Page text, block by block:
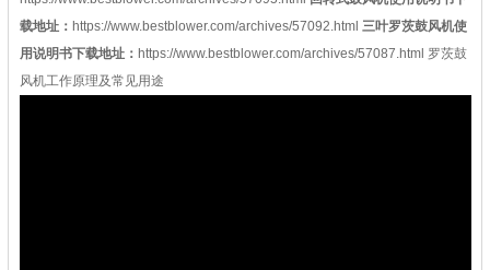
载地址： https://www.bestblower.com/archives/57092.html 三叶罗茨鼓风机使
用说明书下载地址： https://www.bestblower.com/archives/57087.html 罗茨鼓
风机工作原理及常见用途